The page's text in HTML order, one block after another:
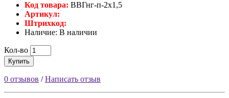
Код товара: ВВГнг-п-2х1,5
Артикул:
Штрихкод:
Наличие: В наличии
Кол-во
Купить
0 отзывов /Написать отзыв